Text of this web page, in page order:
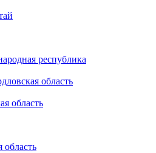
республика
область
область
область